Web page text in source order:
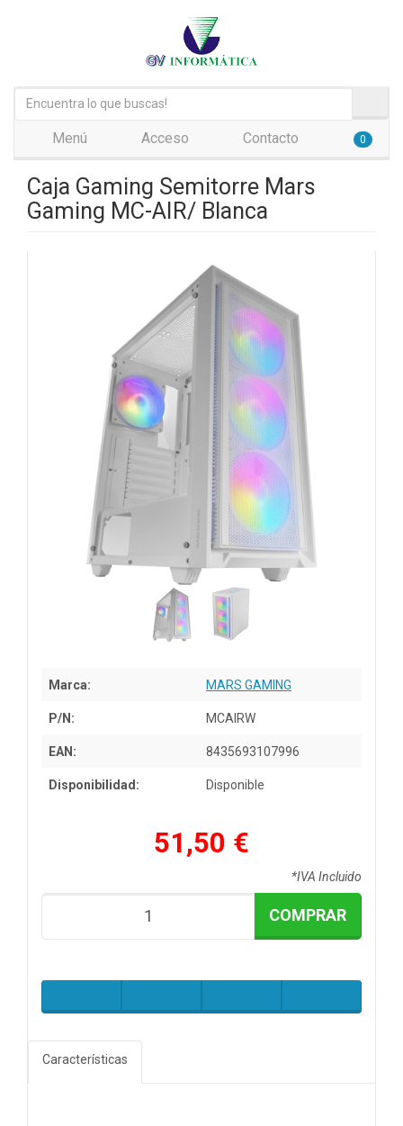
Menú Acceso Contacto 0
Caja Gaming Semitorre Mars
Gaming MC-AIR/ Blanca
Marca: MARS GAMING
P/N: MCAIRW
EAN: 8435693107996
Disponibilidad: Disponible
51,50 €
*IVA Incluido
COMPRAR
Características